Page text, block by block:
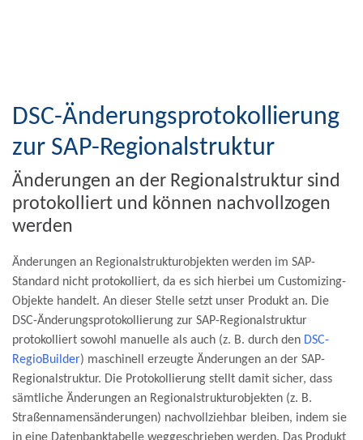
DSC-Änderungsprotokollierung
zur SAP-Regionalstruktur
Änderungen an der Regionalstruktur sind
protokolliert und können nachvollzogen
werden
Änderungen an Regionalstrukturobjekten werden im SAP-
Standard nicht protokolliert, da es sich hierbei um Customizing-
Objekte handelt. An dieser Stelle setzt unser Produkt an. Die
DSC-Änderungsprotokollierung zur SAP-Regionalstruktur
protokolliert sowohl manuelle als auch (z. B. durch den DSC-
RegioBuilder) maschinell erzeugte Änderungen an der SAP-
Regionalstruktur. Die Protokollierung stellt damit sicher, dass
sämtliche Änderungen an Regionalstrukturobjekten (z. B.
Straßennamensänderungen) nachvollziehbar bleiben, indem sie